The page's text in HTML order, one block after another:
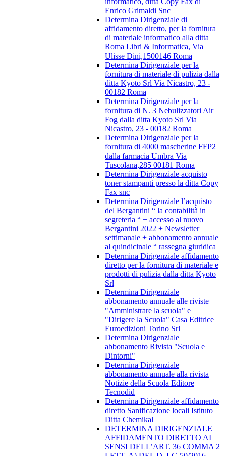
Enrico Grimaldi Snc
Determina Dirigenziale di
affidamento diretto, per la fornitura
di materiale informatico alla ditta
Roma Libri & Informatica, Via
Ulisse Dini,1500146 Roma
Determina Dirigenziale per la
fornitura di materiale di pulizia dalla
ditta Kyoto Srl Via Nicastro, 23 -
00182 Roma
Determina Dirigenziale per la
fornitura di N. 3 Nebulizzatori Air
Fog dalla ditta Kyoto Srl Via
Nicastro, 23 - 00182 Roma
Determina Dirigenziale per la
fornitura di 4000 mascherine FFP2
dalla farmacia Umbra Via
Tuscolana,285 00181 Roma
Determina Dirigenziale acquisto
toner stampanti presso la ditta Copy
Fax snc
Determina Dirigenziale l’acquisto
del Bergantini “ la contabilità in
segreteria “ + accesso al nuovo
Bergantini 2022 + Newsletter
settimanale + abbonamento annuale
al quindicinale “ rassegna giuridica
Determina Dirigenziale affidamento
diretto per la fornitura di materiale e
prodotti di pulizia dalla ditta Kyoto
Srl
Determina Dirigenziale
abbonamento annuale alle riviste
"Amministrare la scuola" e
"Dirigere la Scuola" Casa Editrice
Euroedizioni Torino Srl
Determina Dirigenziale
abbonamento Rivista "Scuola e
Dintorni"
Determina Dirigenziale
abbonamento annuale alla rivista
Notizie della Scuola Editore
Tecnodid
Determina Dirigenziale affidamento
diretto Sanificazione locali Istituto
Ditta Chemikal
DETERMINA DIRIGENZIALE
AFFIDAMENTO DIRETTO AI
SENSI DELL’ART. 36 COMMA 2